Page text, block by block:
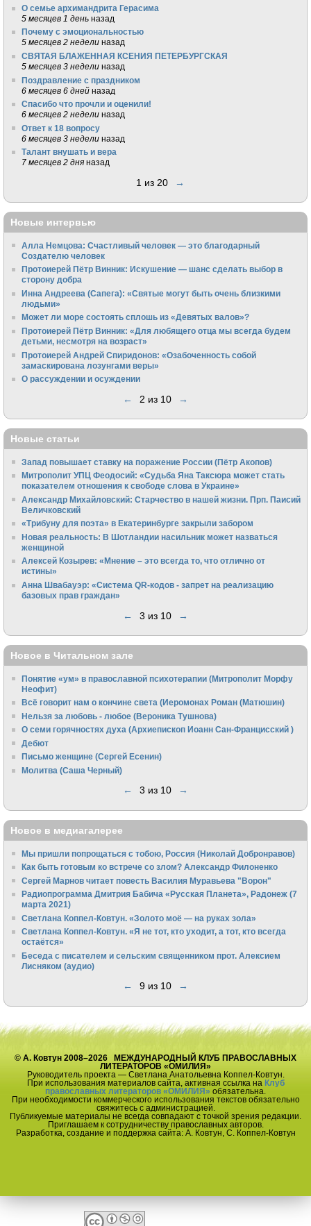
О семье архимандрита Герасима
5 месяцев 1 день назад
Почему с эмоциональностью
5 месяцев 2 недели назад
СВЯТАЯ БЛАЖЕННАЯ КСЕНИЯ ПЕТЕРБУРГСКАЯ
5 месяцев 3 недели назад
Поздравление с праздником
6 месяцев 6 дней назад
Спасибо что прочли и оценили!
6 месяцев 2 недели назад
Ответ к 18 вопросу
6 месяцев 3 недели назад
Талант внушать и вера
7 месяцев 2 дня назад
1 из 20 →
Новые интервью
Алла Немцова: Счастливый человек — это благодарный
Создателю человек
Протоиерей Пётр Винник: Искушение — шанс сделать выбор в
сторону добра
Инна Андреева (Сапега): «Святые могут быть очень близкими
людьми»
Может ли море состоять сплошь из «Девятых валов»?
Протоиерей Пётр Винник: «Для любящего отца мы всегда будем
детьми, несмотря на возраст»
Протоиерей Андрей Спиридонов: «Озабоченность собой
замаскирована лозунгами веры»
О рассуждении и осуждении
← 2 из 10 →
Новые статьи
Запад повышает ставку на поражение России (Пётр Акопов)
Митрополит УПЦ Феодосий: «Судьба Яна Таксюра может стать
показателем отношения к свободе слова в Украине»
Алек­сандр Михайловский: Старчество в нашей жизни. Прп. Паисий
Величковский
«Трибуну для поэта» в Екатеринбурге закрыли забором
Новая реальность: В Шотландии насильник может назваться
женщиной
Алексей Козырев: «Мнение – это всегда то, что отлично от
истины»
Анна Швабауэр: «Система QR-кодов - запрет на реализацию
базовых прав граждан»
← 3 из 10 →
Новое в Читальном зале
Понятие «ум» в православной психотерапии (Митрополит Морфу
Неофит)
Всё говорит нам о кончине света (Иеромонах Роман (Матюшин)
Нельзя за любовь - любое (Вероника Тушнова)
О семи горячностях духа (Архиепископ Иоанн Сан-Францисский )
Дебют
Письмо женщине (Сергей Есенин)
Молитва (Саша Черный)
← 3 из 10 →
Новое в медиагалерее
Мы пришли попрощаться с тобою, Россия (Николай Добронравов)
Как быть готовым ко встрече со злом? Александр Филоненко
Сергей Марнов читает повесть Василия Муравьева "Ворон"
Радиопрограмма Дмитрия Бабича «Русская Планета», Радонеж (7
марта 2021)
Светлана Коппел-Ковтун. «Золото моё — на руках зола»
Светлана Коппел-Ковтун. «Я не тот, кто уходит, а тот, кто всегда
остаётся»
Беседа с писателем и сельским священником прот. Алексием
Лисняком (аудио)
← 9 из 10 →
© А. Ковтун 2008–2026 МЕЖДУНАРОДНЫЙ КЛУБ ПРАВОСЛАВНЫХ
ЛИТЕРАТОРОВ «ОМИЛИЯ»
Руководитель проекта — Светлана Анатольевна Коппел-Ковтун.
При использования материалов сайта, активная ссылка на Клуб
православных литераторов «ОМИЛИЯ» обязательна.
При необходимости коммерческого использования текстов обязательно
свяжитесь с администрацией.
Публикуемые материалы не всегда совпадают с точкой зрения редакции.
Приглашаем к сотрудничеству православных авторов.
Разработка, создание и поддержка сайта: А. Ковтун, С. Коппел-Ковтун